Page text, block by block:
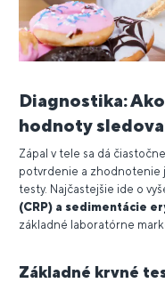
Diagnostika:
hodnoty
Zápal v tele sa dá
potvrdenie a zhodnotenie
testy. Najčastejšie ide o
(CRP) a sedimentácie
základné laboratórne
Základné krvné